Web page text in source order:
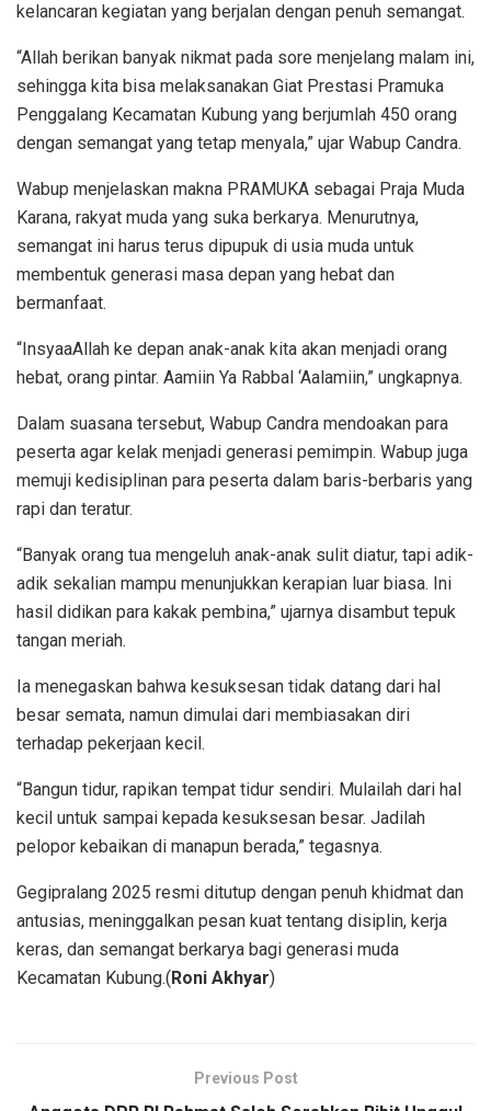
kelancaran kegiatan yang berjalan dengan penuh semangat.
“Allah berikan banyak nikmat pada sore menjelang malam ini,
sehingga kita bisa melaksanakan Giat Prestasi Pramuka
Penggalang Kecamatan Kubung yang berjumlah 450 orang
dengan semangat yang tetap menyala,” ujar Wabup Candra.
Wabup menjelaskan makna PRAMUKA sebagai Praja Muda
Karana, rakyat muda yang suka berkarya. Menurutnya,
semangat ini harus terus dipupuk di usia muda untuk
membentuk generasi masa depan yang hebat dan
bermanfaat.
“InsyaaAllah ke depan anak-anak kita akan menjadi orang
hebat, orang pintar. Aamiin Ya Rabbal ‘Aalamiin,” ungkapnya.
Dalam suasana tersebut, Wabup Candra mendoakan para
peserta agar kelak menjadi generasi pemimpin. Wabup juga
memuji kedisiplinan para peserta dalam baris-berbaris yang
rapi dan teratur.
“Banyak orang tua mengeluh anak-anak sulit diatur, tapi adik-
adik sekalian mampu menunjukkan kerapian luar biasa. Ini
hasil didikan para kakak pembina,” ujarnya disambut tepuk
tangan meriah.
Ia menegaskan bahwa kesuksesan tidak datang dari hal
besar semata, namun dimulai dari membiasakan diri
terhadap pekerjaan kecil.
“Bangun tidur, rapikan tempat tidur sendiri. Mulailah dari hal
kecil untuk sampai kepada kesuksesan besar. Jadilah
pelopor kebaikan di manapun berada,” tegasnya.
Gegipralang 2025 resmi ditutup dengan penuh khidmat dan
antusias, meninggalkan pesan kuat tentang disiplin, kerja
keras, dan semangat berkarya bagi generasi muda
Kecamatan Kubung.( Roni Akhyar)
Previous Post